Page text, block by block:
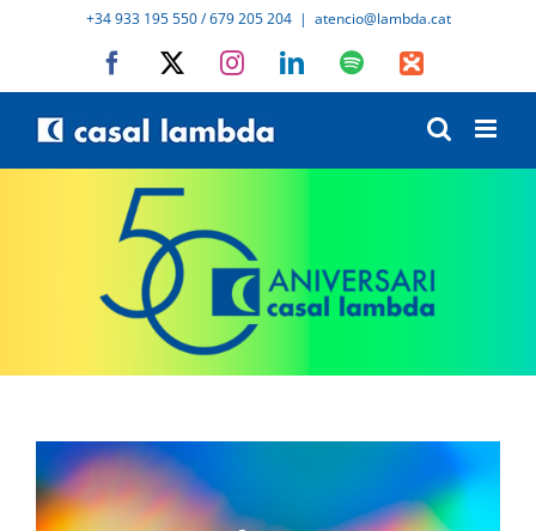
+34 933 195 550 / 679 205 204 | atencio@lambda.cat
Facebook InstagramLinkedInSpotifyIVoox